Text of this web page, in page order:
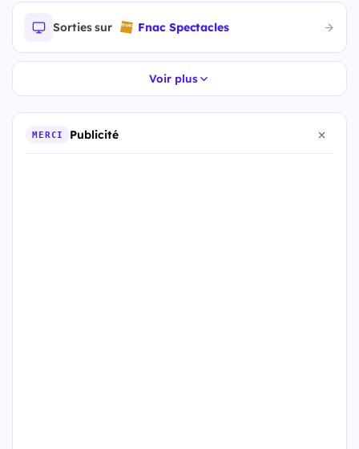
Sorties sur Fnac Spectacles
Voir plus
MERCI Publicité